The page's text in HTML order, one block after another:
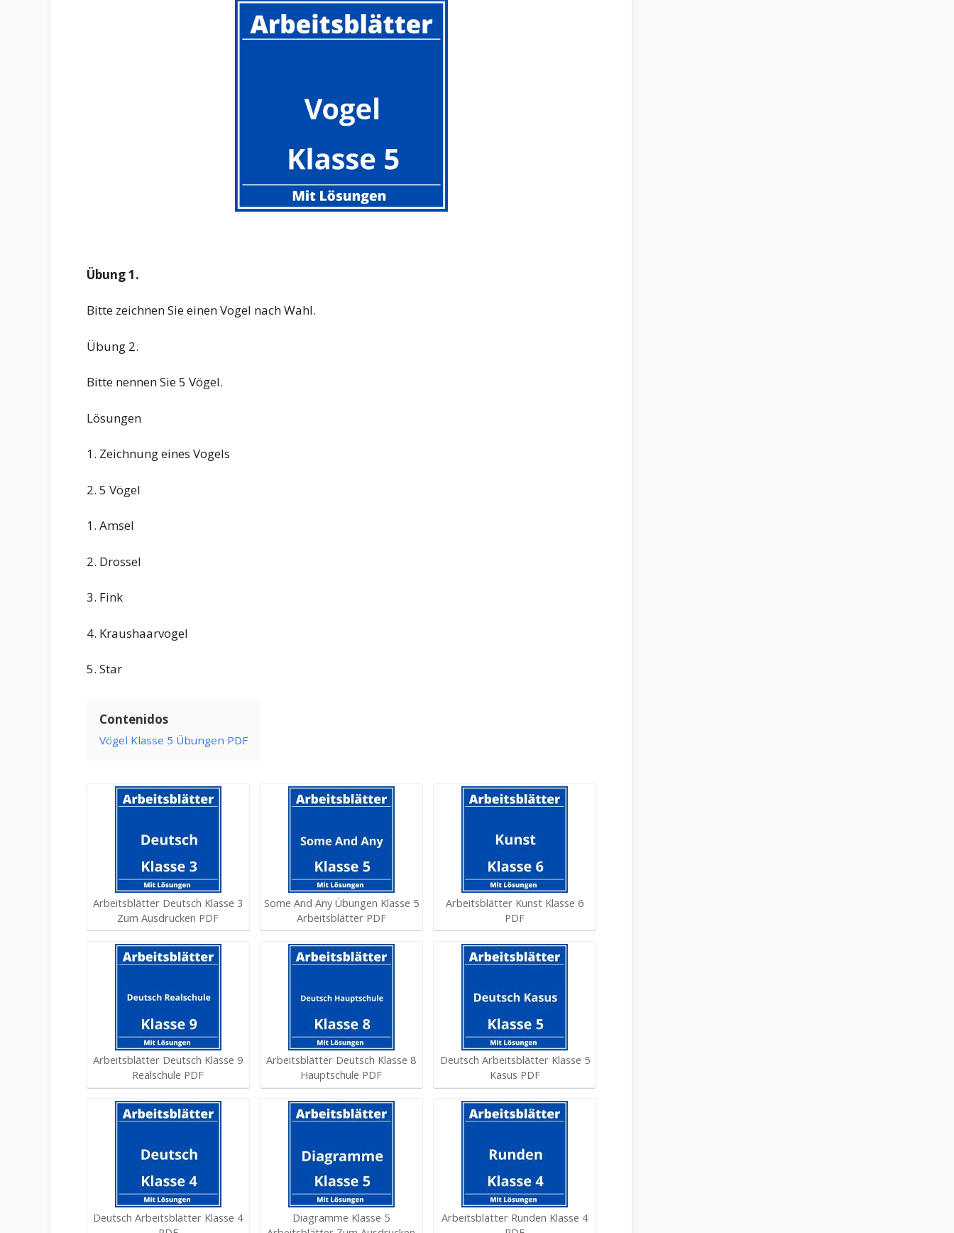
Übung 1.
Bitte zeichnen Sie einen Vogel nach Wahl.
Übung 2.
Bitte nennen Sie 5 Vögel.
Lösungen
1. Zeichnung eines Vogels
2. 5 Vögel
1. Amsel
2. Drossel
3. Fink
4. Kraushaarvogel
5. Star
Contenidos
Vögel Klasse 5 Übungen PDF
Arbeitsblätter Deutsch Klasse 3
Zum Ausdrucken PDF
Arbeitsblätter Deutsch Klasse 9
Realschule PDF
Deutsch Arbeitsblätter Klasse 4
Some And Any Übungen Klasse 5
Arbeitsblätter PDF
Arbeitsblätter Deutsch Klasse 8
Hauptschule PDF
Diagramme Klasse 5
Arbeitsblätter Kunst Klasse 6
PDF
Deutsch Arbeitsblätter Klasse 5
Kasus PDF
Arbeitsblätter Runden Klasse 4